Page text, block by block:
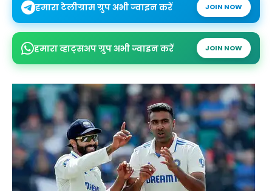
हमारा टेलीग्राम ग्रुप अभी ज्वाइन करें JOIN NOW
हमारा व्हाट्सअप ग्रुप अभी ज्वाइन करें JOIN NOW